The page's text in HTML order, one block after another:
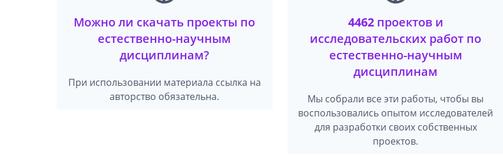
Можно ли скачать проекты по
естественно-научным
дисциплинам?
При использовании материала ссылка на
авторство обязательна.
4462проектов и
исследовательских работ по
естественно-научным
дисциплинам
Мы собрали все эти работы, чтобы вы
воспользовались опытом исследователей
для разработки своих собственных
проектов.